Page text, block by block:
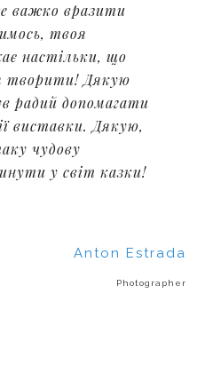
важко вразити
твоя
настільки, що
творити! Дякую
радий допомагати
виставки. Дякую,
чудову
у світ казки!
Anton Estrada
Photographer